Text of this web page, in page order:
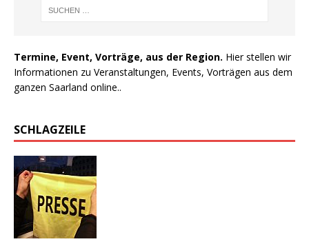
Termine, Event, Vorträge, aus der Region. Hier stellen wir
Informationen zu Veranstaltungen, Events, Vorträgen aus dem
ganzen Saarland online..
SCHLAGZEILE